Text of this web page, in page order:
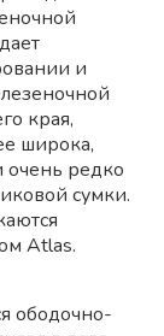
и
края,
широка,
очень редко
сумки.
Atlas.
ободочно-